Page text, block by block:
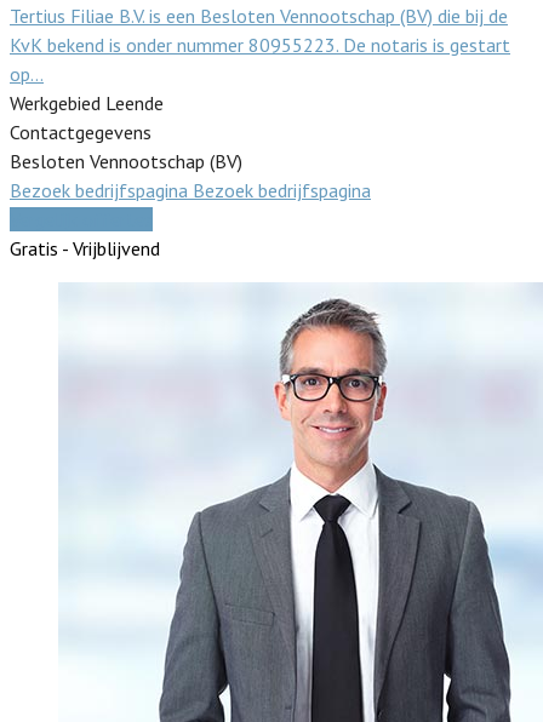
Tertius Filiae B.V. is een Besloten Vennootschap (BV) die bij de
KvK bekend is onder nummer 80955223. De notaris is gestart
op…
Werkgebied Leende
Contactgegevens
Besloten Vennootschap (BV)
Bezoek bedrijfspagina Bezoek bedrijfspagina
Gratis - Vrijblijvend